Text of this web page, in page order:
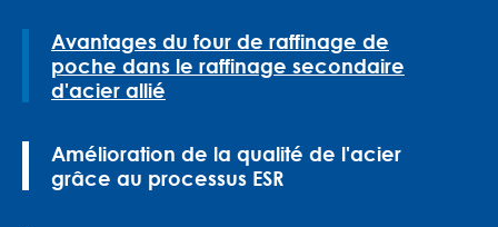
Avantages du four de raffinage de
poche dans le raffinage secondaire
d'acier allié
Amélioration de la qualité de l'acier
grâce au processus ESR